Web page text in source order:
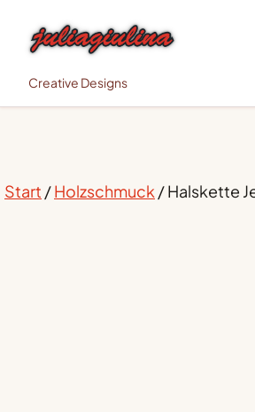
Creative Designs
Start /Holzschmuck / Halskette